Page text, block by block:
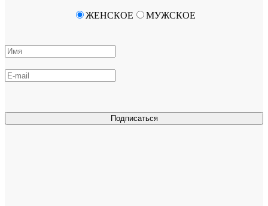
Подписаться
ЖЕНСКОЕ МУЖСКОЕ